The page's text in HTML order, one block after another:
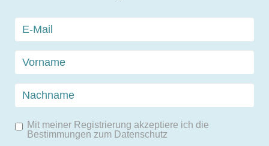
Mit meiner Registrierung akzeptiere ich die
Bestimmungen zum Datenschutz